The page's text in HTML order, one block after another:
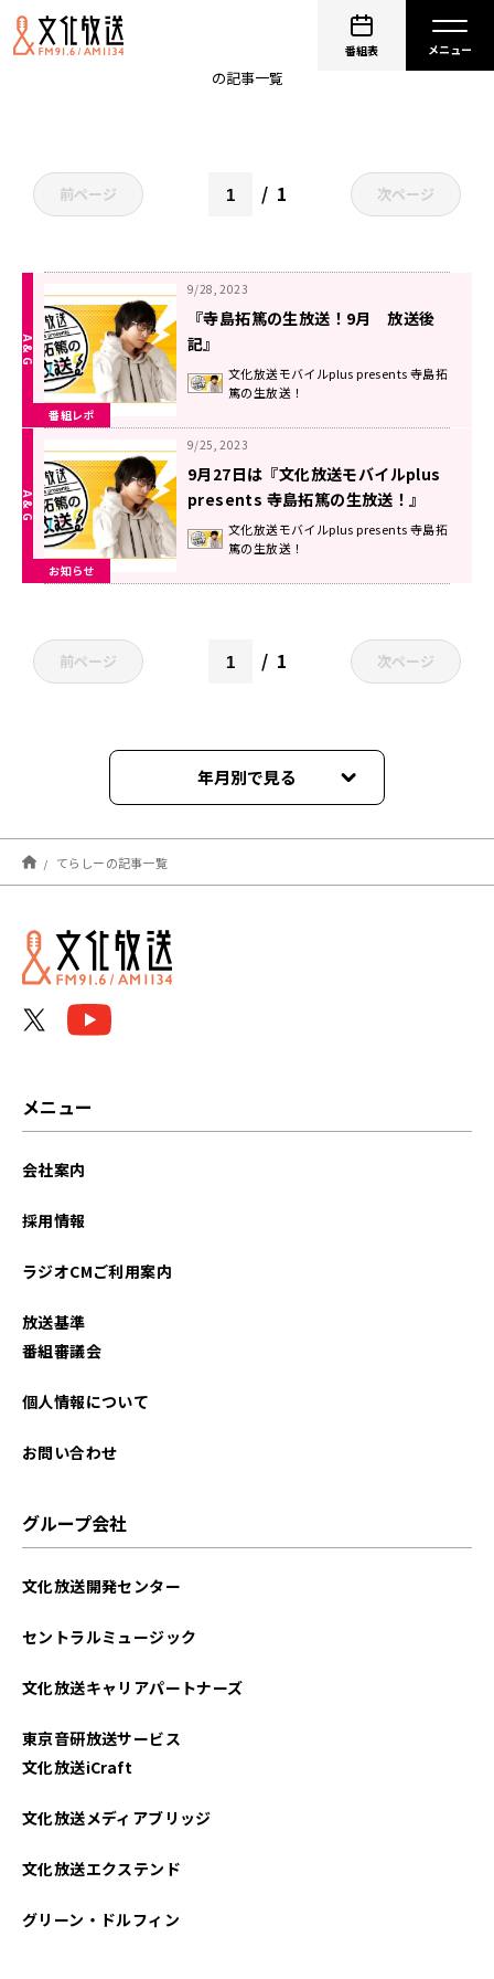
番組表
の記事一覧
前ページ 1 次ページ
番組レポ
9/28, 2023
『寺島拓篤の生放送！9月 放送後
記』
文化放送モバイルplus presents 寺島拓
篤の生放送！
お知らせ
9/25, 2023
9月27日は『文化放送モバイルplus
presents 寺島拓篤の生放送！』
文化放送モバイルplus presents 寺島拓
篤の生放送！
前ページ 1 次ページ
年月別で見る
2026年07月
2026年06月
2026年05月
2025年08月
2025年05月
2024年12月
2024年11月
2024年10月
てらしーの記事一覧
メニュー
会社案内
採用情報
ラジオCMご利用案内
放送基準
番組審議会
個人情報について
お問い合わせ
グループ会社
文化放送開発センター
セントラルミュージック
文化放送キャリアパートナーズ
東京音研放送サービス
文化放送iCraft
文化放送メディアブリッジ
文化放送エクステンド
グリーン・ドルフィン